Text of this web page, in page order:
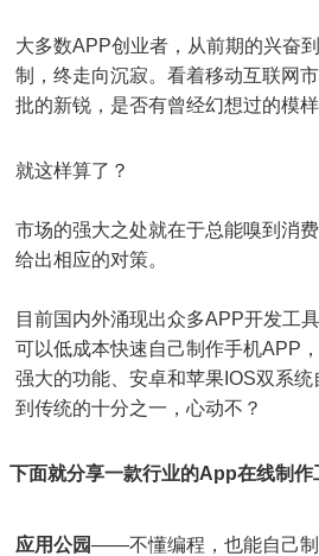
大多数APP创业者，从前期的兴奋
制，终走向沉寂。看着移动互联网
批的新锐，是否有曾经幻想过的模样
就这样算了？
市场的强大之处就在于总能嗅到消
给出相应的对策。
目前国内外涌现出众多APP开发工
可以低成本快速自己制作手机APP
强大的功能、安卓和苹果IOS双系
到传统的十分之一，心动不？
下面就分享一款行业的App在线制作
应用公园——不懂编程，也能自己制